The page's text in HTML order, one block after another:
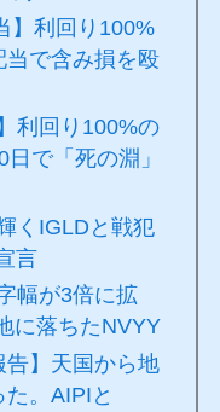
】利回り100%
当で含み損を殴
利回り100%の
で「死の淵」
くIGLDと戦犯
言
幅が3倍に拡
に落ちたNVYY
告】天国から地
。AIPIと